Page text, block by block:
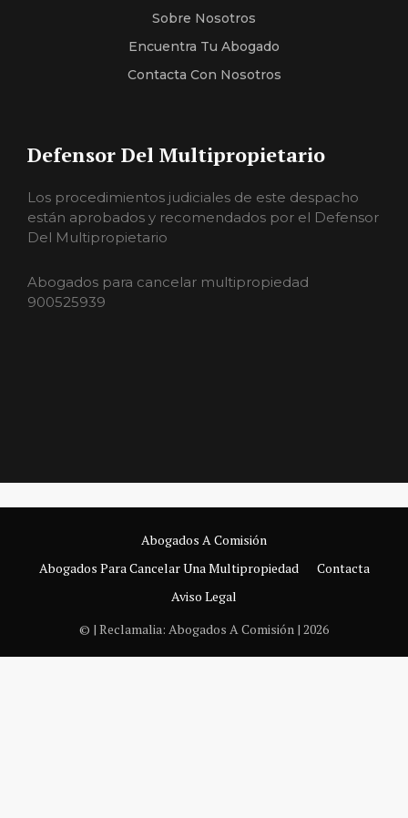
Sobre Nosotros
Encuentra Tu Abogado
Contacta Con Nosotros
Defensor Del Multipropietario
Los procedimientos judiciales de este despacho
están aprobados y recomendados por el Defensor
Del Multipropietario
Abogados para cancelar multipropiedad
900525939
Abogados A Comisión
Abogados Para Cancelar Una Multipropiedad
Contacta
Aviso Legal
© | Reclamalia: Abogados A Comisión | 2026